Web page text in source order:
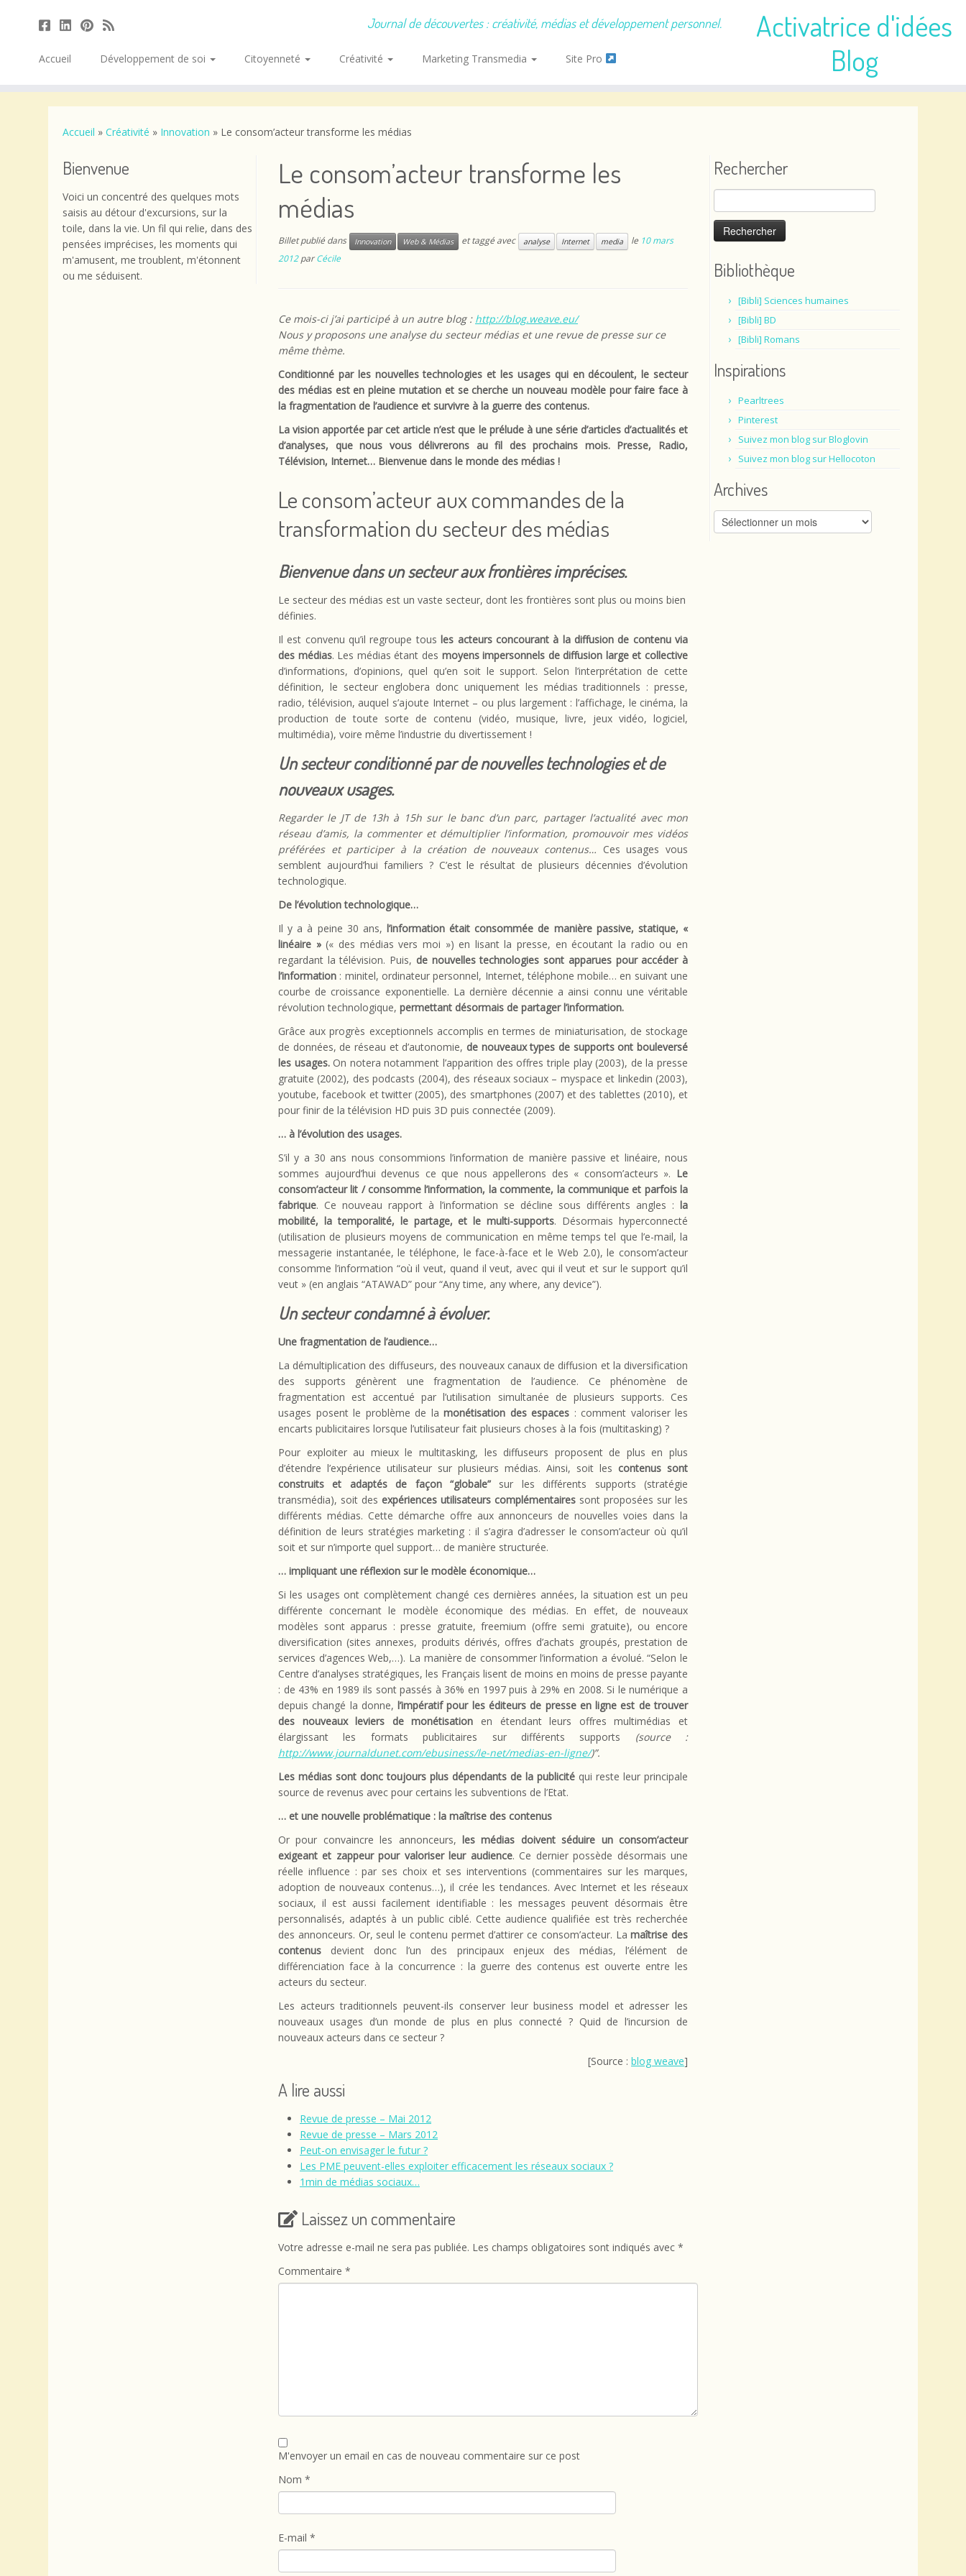
Activatrice d'idées
Blog
Journal de découvertes : créativité, médias et développement personnel.
Accueil Développement de soi Citoyenneté Créativité Marketing Transmedia Site Pro
Accueil » Créativité » Innovation » Le consom’acteur transforme les médias
Bienvenue
Voici un concentré des quelques mots
saisis au détour d'excursions, sur la
toile, dans la vie. Un fil qui relie, dans des
pensées imprécises, les moments qui
m'amusent, me troublent, m'étonnent
ou me séduisent.
Le consom’acteur transforme les
médias
Billet publié dans Innovation Web & Médias et taggé avec analyse Internet media le 10 mars
2012 parCécile
Ce mois-ci j’ai participé à un autre blog : http://blog.weave.eu/
Nous y proposons une analyse du secteur médias et une revue de presse sur ce
même thème.
Conditionné par les nouvelles technologies et les usages qui en découlent, le secteur
des médias est en pleine mutation et se cherche un nouveau modèle pour faire face à
la fragmentation de l’audience et survivre à la guerre des contenus.
La vision apportée par cet article n’est que le prélude à une série d’articles d’actualités et
d’analyses, que nous vous délivrerons au fil des prochains mois. Presse, Radio,
Télévision, Internet… Bienvenue dans le monde des médias !
Le consom’acteur aux commandes de la
transformation du secteur des médias
Bienvenue dans un secteur aux frontières imprécises.
Le secteur des médias est un vaste secteur, dont les frontières sont plus ou moins bien
définies.
Il est convenu qu’il regroupe tousles acteurs concourant à la diffusion de contenu via
des médias. Les médias étant des moyens impersonnels de diffusion large et collective
d’informations, d’opinions, quel qu’en soit le support. Selon l’interprétation de cette
définition, le secteur englobera donc uniquement les médias traditionnels : presse,
radio, télévision, auquel s’ajoute Internet – ou plus largement : l’affichage, le cinéma, la
production de toute sorte de contenu (vidéo, musique, livre, jeux vidéo, logiciel,
multimédia), voire même l’industrie du divertissement !
Un secteur conditionné par de nouvelles technologies et de
nouveaux usages.
Regarder le JT de 13h à 15h sur le banc d’un parc, partager l’actualité avec mon
réseau d’amis, la commenter et démultiplier l’information, promouvoir mes vidéos
préférées et participer à la création de nouveaux contenus… Ces usages vous
semblent aujourd’hui familiers ? C’est le résultat de plusieurs décennies d’évolution
technologique.
De l’évolution technologique…
Il y a à peine 30 ans, l’information était consommée de manière passive, statique, «
linéaire »(« des médias vers moi ») en lisant la presse, en écoutant la radio ou en
regardant la télévision. Puis, de nouvelles technologies sont apparues pour accéder à
l’information : minitel, ordinateur personnel, Internet, téléphone mobile… en suivant une
courbe de croissance exponentielle. La dernière décennie a ainsi connu une véritable
révolution technologique, permettant désormais de partager l’information.
Grâce aux progrès exceptionnels accomplis en termes de miniaturisation, de stockage
de données, de réseau et d’autonomie, de nouveaux types de supports ont bouleversé
les usages.On notera notamment l’apparition des offres triple play (2003), de la presse
gratuite (2002), des podcasts (2004), des réseaux sociaux – myspace et linkedin (2003),
youtube, facebook et twitter (2005), des smartphones (2007) et des tablettes (2010), et
pour finir de la télévision HD puis 3D puis connectée (2009).
… à l’évolution des usages.
S’il y a 30 ans nous consommions l’information de manière passive et linéaire, nous
sommes aujourd’hui devenus ce que nous appellerons des « consom’acteurs ». Le
consom’acteur lit / consomme l’information, la commente, la communique et parfois la
fabrique. Ce nouveau rapport à l’information se décline sous différents angles : la
mobilité, la temporalité, le partage, et le multi-supports. Désormais hyperconnecté
(utilisation de plusieurs moyens de communication en même temps tel que l’e-mail, la
messagerie instantanée, le téléphone, le face-à-face et le Web 2.0), le consom’acteur
consomme l’information “où il veut, quand il veut, avec qui il veut et sur le support qu’il
veut » (en anglais “ATAWAD” pour “Any time, any where, any device”).
Un secteur condamné à évoluer.
Une fragmentation de l’audience…
La démultiplication des diffuseurs, des nouveaux canaux de diffusion et la diversification
des supports génèrent une fragmentation de l’audience. Ce phénomène de
fragmentation est accentué par l’utilisation simultanée de plusieurs supports. Ces
usages posent le problème de la monétisation des espaces : comment valoriser les
encarts publicitaires lorsque l’utilisateur fait plusieurs choses à la fois (multitasking) ?
Pour exploiter au mieux le multitasking, les diffuseurs proposent de plus en plus
d’étendre l’expérience utilisateur sur plusieurs médias. Ainsi, soit les contenus sont
construits et adaptés de façon “globale” sur les différents supports (stratégie
transmédia), soit des expériences utilisateurs complémentaires sont proposées sur les
différents médias. Cette démarche offre aux annonceurs de nouvelles voies dans la
définition de leurs stratégies marketing : il s’agira d’adresser le consom’acteur où qu’il
soit et sur n’importe quel support… de manière structurée.
… impliquant une réflexion sur le modèle économique…
Si les usages ont complètement changé ces dernières années, la situation est un peu
différente concernant le modèle économique des médias. En effet, de nouveaux
modèles sont apparus : presse gratuite, freemium (offre semi gratuite), ou encore
diversification (sites annexes, produits dérivés, offres d’achats groupés, prestation de
services d’agences Web,…). La manière de consommer l’information a évolué. “Selon le
Centre d’analyses stratégiques, les Français lisent de moins en moins de presse payante
: de 43% en 1989 ils sont passés à 36% en 1997 puis à 29% en 2008. Si le numérique a
depuis changé la donne, l’impératif pour les éditeurs de presse en ligne est de trouver
des nouveaux leviers de monétisation en étendant leurs offres multimédias et
élargissant les formats publicitaires sur différents supports (source :
http://www.journaldunet.com/ebusiness/le-net/medias-en-ligne/)”.
Les médias sont donc toujours plus dépendants de la publicité qui reste leur principale
source de revenus avec pour certains les subventions de l’Etat.
… et une nouvelle problématique : la maîtrise des contenus
Or pour convaincre les annonceurs, les médias doivent séduire un consom’acteur
exigeant et zappeur pour valoriser leur audience. Ce dernier possède désormais une
réelle influence : par ses choix et ses interventions (commentaires sur les marques,
adoption de nouveaux contenus…), il crée les tendances. Avec Internet et les réseaux
sociaux, il est aussi facilement identifiable : les messages peuvent désormais être
personnalisés, adaptés à un public ciblé. Cette audience qualifiée est très recherchée
des annonceurs. Or, seul le contenu permet d’attirer ce consom’acteur. Lamaîtrise des
contenus devient donc l’un des principaux enjeux des médias, l’élément de
différenciation face à la concurrence : la guerre des contenus est ouverte entre les
acteurs du secteur.
Les acteurs traditionnels peuvent-ils conserver leur business model et adresser les
nouveaux usages d’un monde de plus en plus connecté ? Quid de l’incursion de
nouveaux acteurs dans ce secteur ?
[Source : blog weave]
A lire aussi
Revue de presse – Mai 2012
Revue de presse – Mars 2012
Peut-on envisager le futur ?
Les PME peuvent-elles exploiter efficacement les réseaux sociaux ?
1min de médias sociaux…
Laissez un commentaire
Votre adresse e-mail ne sera pas publiée. Les champs obligatoires sont indiqués avec *
Commentaire *
M'envoyer un email en cas de nouveau commentaire sur ce post
Nom *
E-mail *
Rechercher
Rechercher :
Bibliothèque
[Bibli] Sciences humaines
[Bibli] BD
[Bibli] Romans
Inspirations
Pearltrees
Pinterest
Suivez mon blog sur Bloglovin
Suivez mon blog sur Hellocoton
Archives
Archives